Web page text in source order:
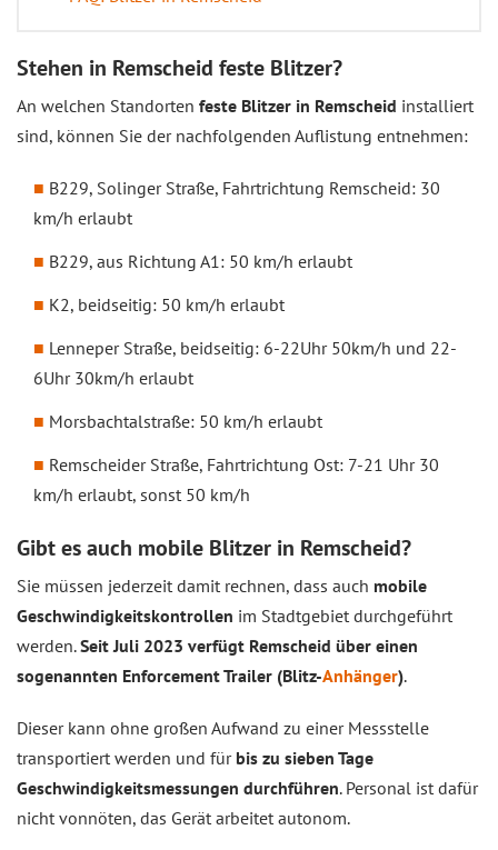
Stehen in Remscheid feste Blitzer?
An welchen Standorten feste Blitzer in Remscheid installiert
sind, können Sie der nachfolgenden Auflistung entnehmen:
B229, Solinger Straße, Fahrtrichtung Remscheid: 30
km/h erlaubt
B229, aus Richtung A1: 50 km/h erlaubt
K2, beidseitig: 50 km/h erlaubt
Lenneper Straße, beidseitig: 6-22Uhr 50km/h und 22-
6Uhr 30km/h erlaubt
Morsbachtalstraße: 50 km/h erlaubt
Remscheider Straße, Fahrtrichtung Ost: 7-21 Uhr 30
km/h erlaubt, sonst 50 km/h
Gibt es auch mobile Blitzer in Remscheid?
Sie müssen jederzeit damit rechnen, dass auch mobile
Geschwindigkeitskontrollen im Stadtgebiet durchgeführt
werden.Seit Juli 2023 verfügt Remscheid über einen
sogenannten Enforcement Trailer (Blitz-Anhänger).
Dieser kann ohne großen Aufwand zu einer Messstelle
transportiert werden und für bis zu sieben Tage
Geschwindigkeitsmessungen durchführen. Personal ist dafür
nicht vonnöten, das Gerät arbeitet autonom.